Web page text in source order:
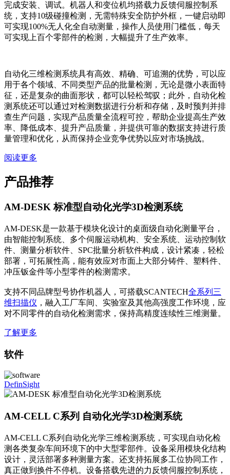
完成安装、调试。机器人和变位机均搭载力反馈伺服控制系
统，支持10级碰撞检测，无需特殊安全防护外框，一键启动即
可实现100%无人化全自动测量，操作人员使用门槛低，每天
可实现上百个零部件的检测，大幅提升了生产效率。
自动化三维检测系统具有高效、精确、可追溯的优势，可以应
用于各个领域、不同类型产品的批量检测，无论是微小表面特
征，还是复杂的曲面形状，都可以轻松驾驭；此外，自动化检
测系统还可以通过对检测数据进行分析和存储，及时预判并排
查生产问题，实现产品质量全流程可控，帮助企业提高生产效
率、降低成本、提升产品质量，并提供可靠的数据支持进行质
量管理和优化，从而保持企业竞争优势以应对市场挑战。
阅读更多
产品推荐
AM-DESK 标准型自动化光学3D检测系统
AM-DESK是一款基于模块化设计的桌面级自动化测量平台，
由智能控制系统、多个伺服运动机构、安全系统、运动控制软
件、测量分析软件、SPC批量分析软件构成，设计紧凑，轻松
部署，可拓展性高，能有效应对市面上大部分铸件、塑料件、
冲压钣金件等小型零件的检测需求。
支持不同品牌型号协作机器人，可搭载SCANTECH全系列三
维扫描仪 ，融入工厂车间、实验室及其他高强度工作环境，应
对不同零件的自动化检测需求，保持高精度连续性三维测量。
了解更多
软件
DefinSight
AM-CELL C系列 自动化光学3D检测系统
AM-CELL C系列自动化光学三维检测系统，可实现自动化检
测各类复杂车间环境下的中大型零部件。设备采用模块化结构
设计，灵活部署多种测量方案。还支持拓展多工位协同工作，
真正做到换件不停机。设备搭载先进的力反馈伺服控制系统，